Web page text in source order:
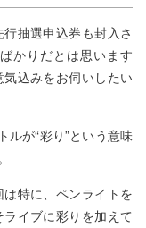
抽選申込券も封入さ
かりだとは思います
込みをお伺いしたい
ルが“彩り”という意味
特に、ペンライトを
イブに彩りを加えて